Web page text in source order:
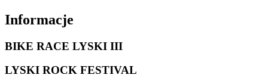
Informacje
BIKE RACE LYSKI III
LYSKI ROCK FESTIVAL